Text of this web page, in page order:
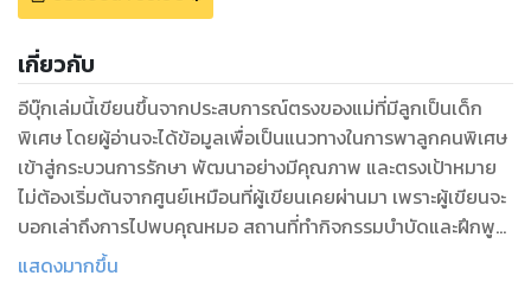
เกี่ยวกับ
อีบุ๊กเล่มนี้เขียนขึ้นจากประสบการณ์ตรงของแม่ที่มีลูกเป็นเด็ก
พิเศษ โดยผู้อ่านจะได้ข้อมูลเพื่อเป็นแนวทางในการพาลูกคนพิเศษ
เข้าสู่กระบวนการรักษา พัฒนาอย่างมีคุณภาพ และตรงเป้าหมาย
ไม่ต้องเริ่มต้นจากศูนย์เหมือนที่ผู้เขียนเคยผ่านมา เพราะผู้เขียนจะ
บอกเล่าถึงการไปพบคุณหมอ สถานที่ทำกิจกรรมบำบัดและฝึกพูด
โรงเรียนการศึกษาพิเศษ การประเมินสติปัญญา (IQ) แนะนำสถาน
แสดงมากขึ้น